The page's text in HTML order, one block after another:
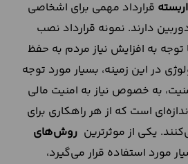
قرارداد مهمی برای اشخاصی
دارند. نمونه قرارداد نصب
به افزایش نیاز مردم به حفظ
در این زمینه، بسیار مورد توجه
به خصوص نیاز به امنیت مالی
است که از هر راهکاری برای
یکی از موثرترین روش‌های
مورد استفاده قرار می‌گیرد،